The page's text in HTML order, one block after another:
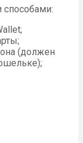
(должен